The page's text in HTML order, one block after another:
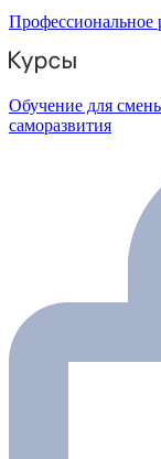
Профессиональное
Обучение для
саморазвития